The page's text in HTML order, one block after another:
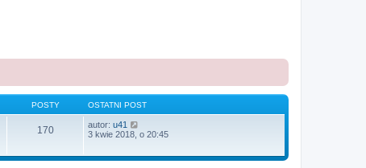
POSTY OSTATNI POST
170 autor: u41
y
i
3 kwie 2018, o 20:45